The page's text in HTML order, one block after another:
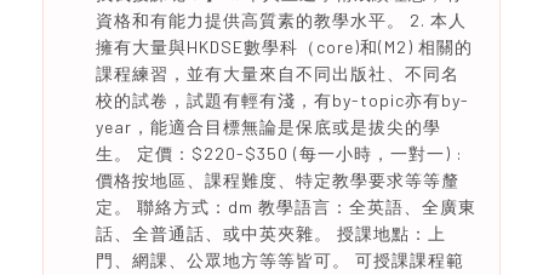
資格和有能力提供高質素的教學水平。 2. 本人
擁有大量與HKDSE數學科（core)和(M2) 相關的
課程練習，並有大量來自不同出版社、不同名
校的試卷，試題有輕有淺，有by-topic亦有by-
year，能適合目標無論是保底或是拔尖的學
生。 定價：$220-$350 (每一小時，一對一) :
價格按地區、課程難度、特定教學要求等等釐
定。 聯絡方式：dm 教學語言：全英語、全廣東
話、全普通話、或中英夾雜。 授課地點：上
門、網課、公眾地方等等皆可。 可授課課程範